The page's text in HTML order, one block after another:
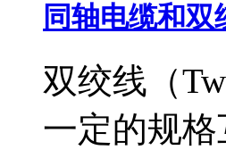
同轴电缆和
双绞线（
一定的规